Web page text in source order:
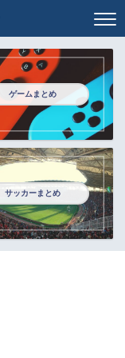
ゲームまとめ
サッカーまとめ